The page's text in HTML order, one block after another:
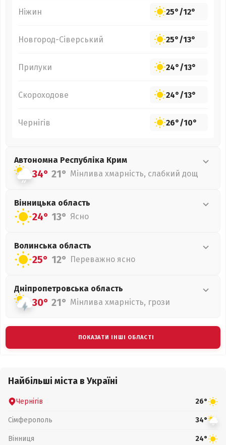
Ніжин 25°/12°
Новгород-Сіверський 25°/13°
Прилуки 24°/13°
Скороходове 24°/13°
Чернігів 26°/10°
Автономна Республіка Крим
34° 21° Мінлива хмарність, слабкий дощ
Вінницька область
24° 13° Ясно
Волинська область
25° 12° Переважно ясно
Дніпропетровська область
30° 21° Мінлива хмарність, грози
ПОКАЗАТИ ІНШІ ОБЛАСТІ
Найбільші міста в Україні
Чернігів 26°
Сімферополь 34°
Вінниця 24°